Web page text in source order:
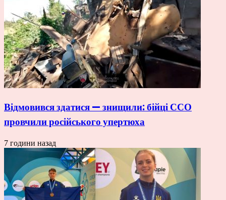
Відмовився здатися — знищили: бійці ССО
провчили російського упертюха
7 години назад